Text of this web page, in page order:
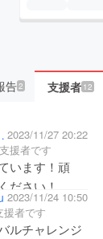
告2 支援者 12
2023/11/27 20:22
援者です
います！頑
ださい！
2023/11/24 10:50
援者です
ルチャレンジ